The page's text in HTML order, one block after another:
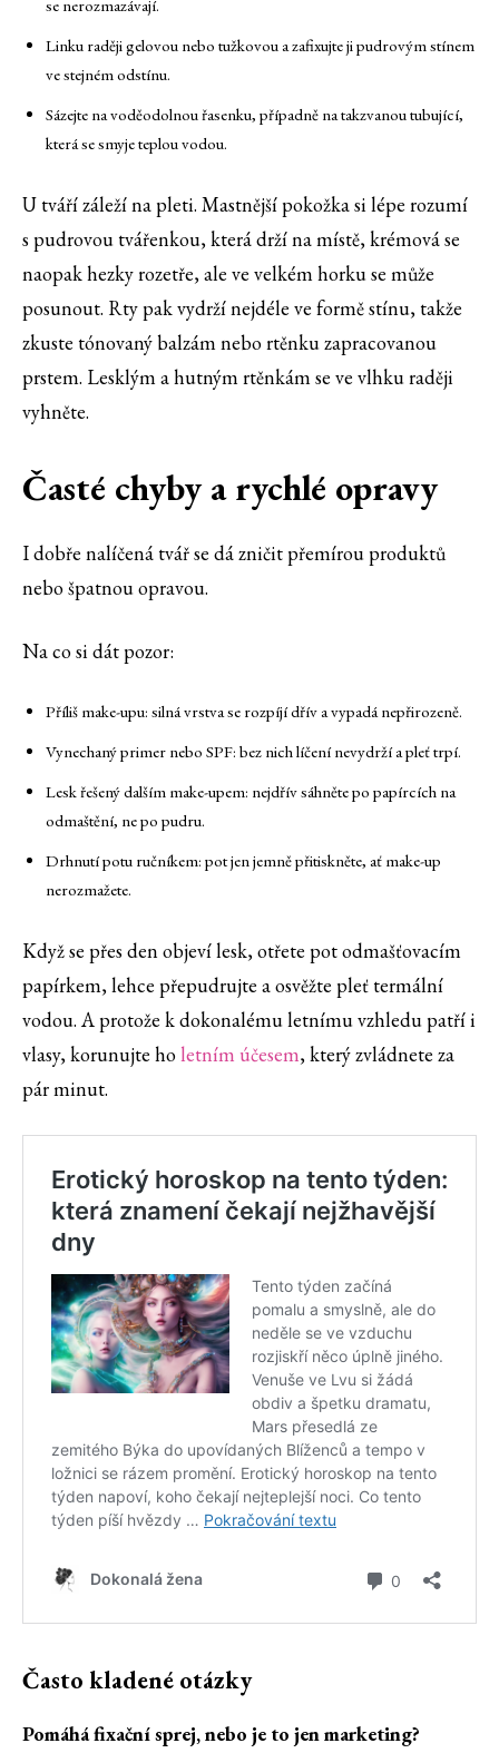
se nerozmazávají.
Linku raději gelovou nebo tužkovou a zafixujte ji pudrovým stínem
ve stejném odstínu.
Sázejte na voděodolnou řasenku, případně na takzvanou tubující,
která se smyje teplou vodou.
U tváří záleží na pleti. Mastnější pokožka si lépe rozumí
s pudrovou tvářenkou, která drží na místě, krémová se
naopak hezky rozetře, ale ve velkém horku se může
posunout. Rty pak vydrží nejdéle ve formě stínu, takže
zkuste tónovaný balzám nebo rtěnku zapracovanou
prstem. Lesklým a hutným rtěnkám se ve vlhku raději
vyhněte.
Časté chyby a rychlé opravy
I dobře nalíčená tvář se dá zničit přemírou produktů
nebo špatnou opravou.
Na co si dát pozor:
Příliš make-upu: silná vrstva se rozpíjí dřív a vypadá nepřirozeně.
Vynechaný primer nebo SPF: bez nich líčení nevydrží a pleť trpí.
Lesk řešený dalším make-upem: nejdřív sáhněte po papírcích na
odmaštění, ne po pudru.
Drhnutí potu ručníkem: pot jen jemně přitiskněte, ať make-up
nerozmažete.
Když se přes den objeví lesk, otřete pot odmašťovacím
papírkem, lehce přepudrujte a osvěžte pleť termální
vodou. A protože k dokonalému letnímu vzhledu patří i
vlasy, korunujte holetním účesem, který zvládnete za
pár minut.
Často kladené otázky
Pomáhá fixační sprej, nebo je to jen marketing?